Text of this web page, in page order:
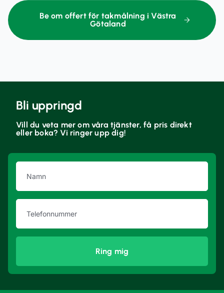
Be om offert för takmålning i Västra
Götaland
Bli uppringd
Vill du veta mer om våra tjänster, få pris direkt
eller boka? Vi ringer upp dig!
Ring mig